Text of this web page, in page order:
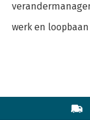
werk en loopbaan